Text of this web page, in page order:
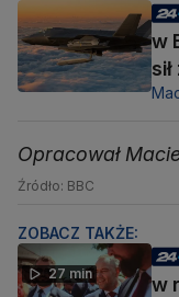
w
Opracował
Źródło: BBC
ZOBACZ TAKŻE:
27 min
w